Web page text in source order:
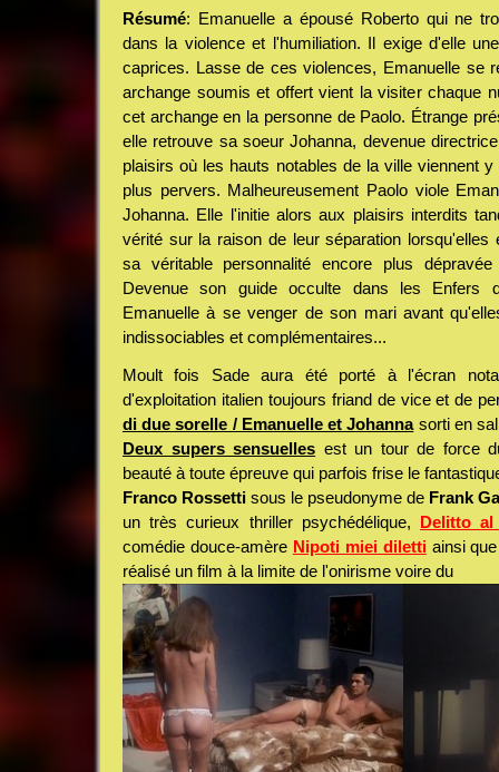
Résumé: Emanuelle a épousé Roberto qui ne
dans la violence et l'humiliation. Il exige d'elle
caprices. Lasse de ces violences, Emanuelle se
archange soumis et offert vient la visiter chaque
cet archange en la personne de Paolo. Étrange
elle retrouve sa soeur Johanna, devenue
plaisirs où les hauts notables de la ville viennent
plus pervers. Malheureusement Paolo viole
Johanna. Elle l'initie alors aux plaisirs interdits
vérité sur la raison de leur séparation lorsqu'elles
sa véritable personnalité encore plus
Devenue son guide occulte dans les Enfers
Emanuelle à se venger de son mari avant
indissociables et complémentaires...
Moult fois Sade aura été porté à l'écran
d'exploitation italien toujours friand de vice et de
di due sorelle / Emanuelle et Johannasorti en
Deux supers sensuelles est un tour de force
beauté à toute épreuve qui parfois frise le
Franco Rossetti sous le pseudonyme de Frank
un très curieux thriller psychédélique, Delitto
comédie douce-amère Nipoti miei dilettiainsi
réalisé un film à la limite de l'onirisme voire du